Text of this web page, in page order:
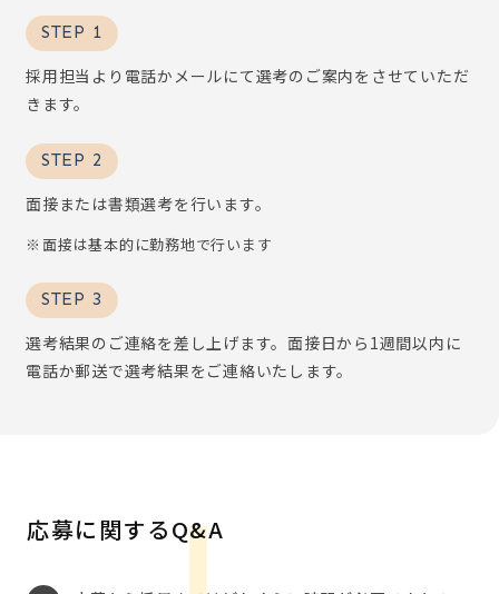
STEP 1
採用担当より電話かメールにて選考のご案内をさせていただ
きます。
STEP 2
面接または書類選考を行います。
面接は基本的に勤務地で行います
STEP 3
選考結果のご連絡を差し上げます。面接日から1週間以内に
電話か郵送で選考結果をご連絡いたします。
応募に関するQ&A